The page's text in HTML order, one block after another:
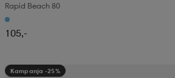
Rapid Beach 80
105,-
Kampanja -25%